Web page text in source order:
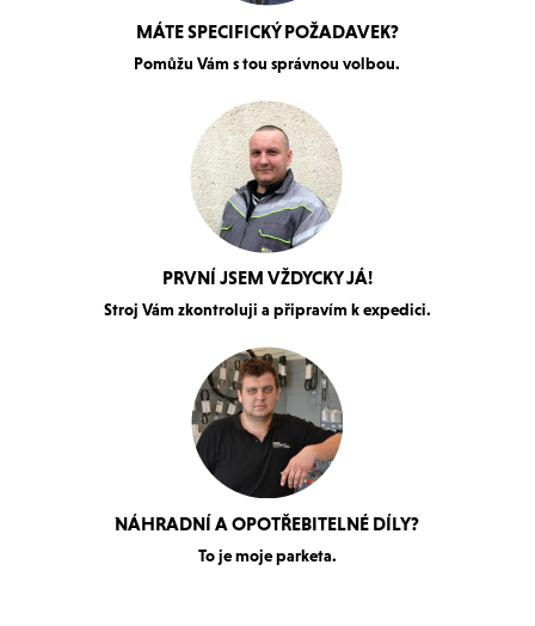
MÁTE SPECIFICKÝ POŽADAVEK?
Pomůžu Vám s tou správnou volbou.
PRVNÍ JSEM VŽDYCKY JÁ!
Stroj Vám zkontroluji a připravím k expedici.
NÁHRADNÍ A OPOTŘEBITELNÉ DÍLY?
To je moje parketa.